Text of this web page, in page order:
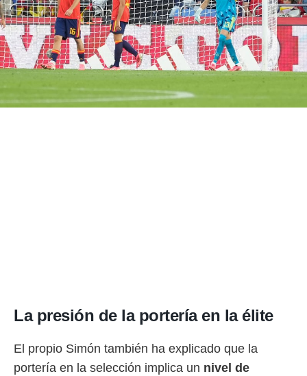
La presión de la portería en la élite
El propio Simón también ha explicado que la
portería en la selección implica un nivel de